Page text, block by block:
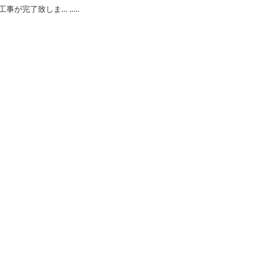
事が完了致しま... .....